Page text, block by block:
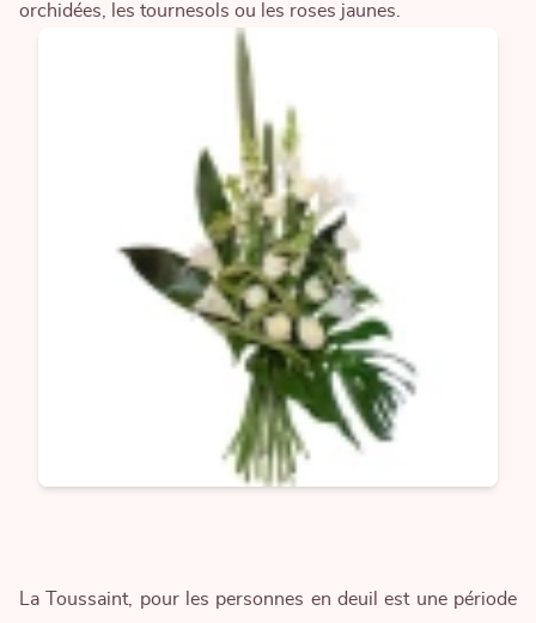
orchidées, les tournesols ou les roses jaunes.
La Toussaint, pour les personnes en deuil est une période